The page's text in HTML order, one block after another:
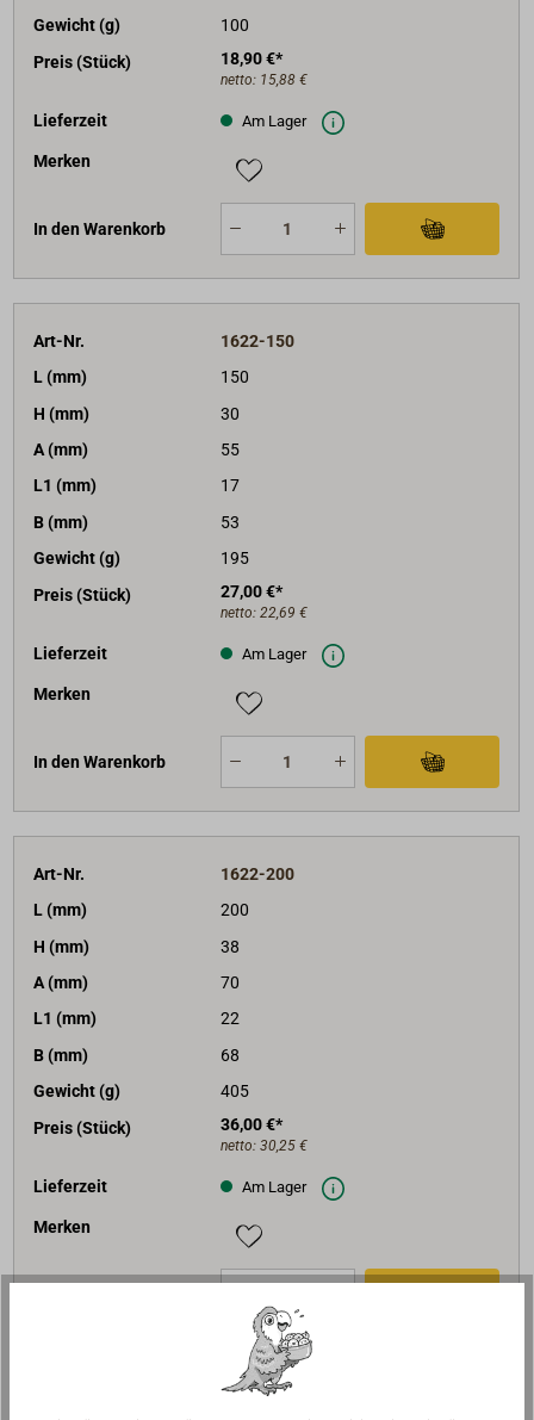
Gewicht (g)
100
Preis (Stück)
18,90 €*
netto: 15,88 €
Lieferzeit Am Lager
Merken
In den Warenkorb
Art-Nr.
1622-150
L (mm)
150
H (mm)
30
A (mm)
55
L1 (mm)
17
B (mm)
53
Gewicht (g)
195
Preis (Stück)
27,00 €*
netto: 22,69 €
Lieferzeit Am Lager
Merken
In den Warenkorb
Art-Nr.
1622-200
L (mm)
200
H (mm)
38
A (mm)
70
L1 (mm)
22
B (mm)
68
Gewicht (g)
405
Preis (Stück)
36,00 €*
netto: 30,25 €
Lieferzeit Am Lager
Merken